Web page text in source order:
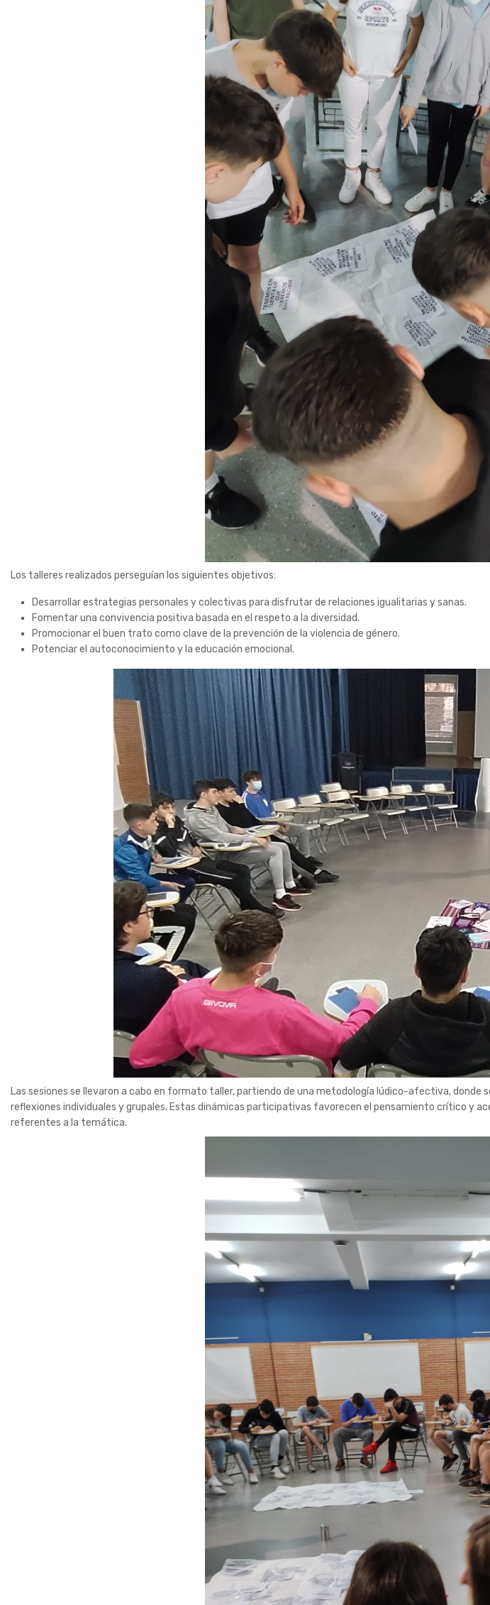
Los talleres realizados perseguían los siguientes objetivos:
Desarrollar estrategias personales y colectivas para disfrutar de relaciones igualitarias y sanas.
Fomentar una convivencia positiva basada en el respeto a la diversidad.
Promocionar el buen trato como clave de la prevención de la violencia de género.
Potenciar el autoconocimiento y la educación emocional.
Las sesiones se llevaron a cabo en formato taller, partiendo de una metodología lúdico-afectiva,
reflexiones individuales y grupales. Estas dinámicas participativas favorecen el pensamiento crítico y
referentes a la temática.